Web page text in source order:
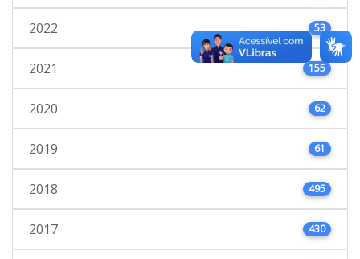
2022 53
2021 155
2020 62
2019 61
2018 495
2017 430